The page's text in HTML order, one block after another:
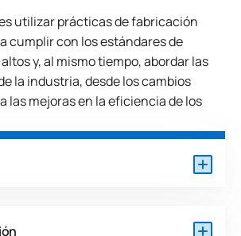
utilizar prácticas de fabricación
cumplir con los estándares de
y, al mismo tiempo, abordar las
la industria, desde los cambios
las mejoras en la eficiencia de los
renovables eficaces para mejorar